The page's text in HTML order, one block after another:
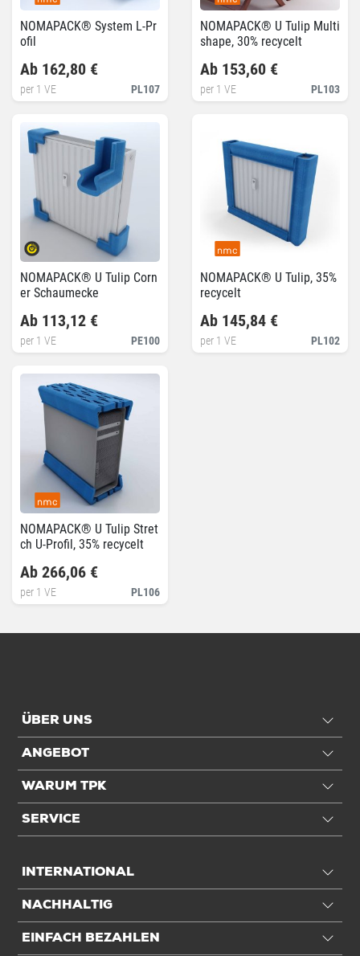
NOMAPACK® System L-Pr
ofil
PL107
Ab 162,80 €
per 1 VE
NOMAPACK® U Tulip Multi
shape, 30% recycelt
PL103
Ab 153,60 €
per 1 VE
NOMAPACK® U Tulip Corn
er Schaumecke
PE100
Ab 113,12 €
per 1 VE
NOMAPACK® U Tulip, 35%
recycelt
PL102
Ab 145,84 €
per 1 VE
NOMAPACK® U Tulip Stret
ch U-Profil, 35% recycelt
PL106
Ab 266,06 €
per 1 VE
ÜBER UNS
ANGEBOT
WARUM TPK
SERVICE
INTERNATIONAL
NACHHALTIG
EINFACH BEZAHLEN